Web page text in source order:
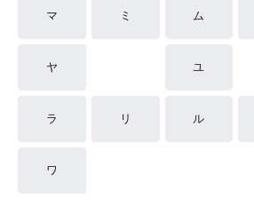
マ ミ ム
ヤ ユ
ラ リ ル
ワ